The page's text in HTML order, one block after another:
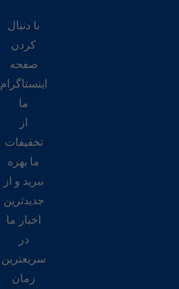
با دنبال
کردن
صفحه
اینستاگرام
ما
از
تخفیفات
ما بهره
ببرید و از
جدیدترین
اخبار ما
در
سریعترین
زمان